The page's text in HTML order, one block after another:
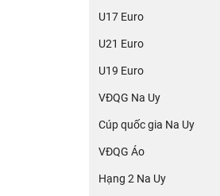
U17 Euro
U21 Euro
U19 Euro
VĐQG Na Uy
Cúp quốc gia Na Uy
VĐQG Áo
Hạng 2 Na Uy